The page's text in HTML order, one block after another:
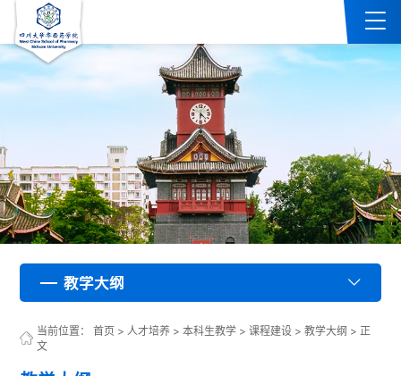
教学大纲
教学大纲
教学大纲
教学大纲
教学大纲
教学大纲
教学大纲
教学大纲
教学大纲
教学大纲
教学大纲
教学大纲
教学大纲
教学大纲
教学大纲
教学大纲
教学大纲
教学大纲
教学大纲
教学大纲
教学大纲
教学大纲
教学大纲
教学大纲
教学大纲
教学大纲
教学大纲
教学大纲
教学大纲
教学大纲
教学大纲
教学大纲
教学大纲
教学大纲
教学大纲
教学大纲
教学大纲
教学大纲
教学大纲
教学大纲
教学大纲
教学大纲
教学大纲
教学大纲
教学大纲
教学大纲